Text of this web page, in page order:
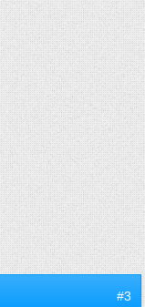
#3